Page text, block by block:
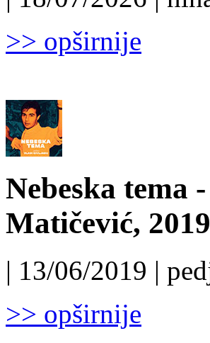
>> opširnije
Nebeska
Matičević,
| 13/06/2019 |
>> opširnije